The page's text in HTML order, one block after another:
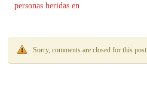
personas heridas en
Sorry, comments are closed for this post